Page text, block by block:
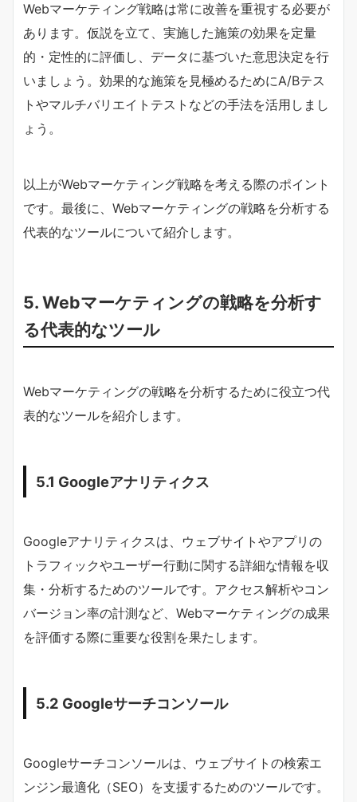
Webマーケティング戦略は常に改善を重視する必要が
あります。仮説を立て、実施した施策の効果を定量
的・定性的に評価し、データに基づいた意思決定を行
いましょう。効果的な施策を見極めるためにA/Bテス
トやマルチバリエイトテストなどの手法を活用しまし
ょう。
以上がWebマーケティング戦略を考える際のポイント
です。最後に、Webマーケティングの戦略を分析する
代表的なツールについて紹介します。
5. Webマーケティングの戦略を分析す
る代表的なツール
Webマーケティングの戦略を分析するために役立つ代
表的なツールを紹介します。
5.1 Googleアナリティクス
Googleアナリティクスは、ウェブサイトやアプリの
トラフィックやユーザー行動に関する詳細な情報を収
集・分析するためのツールです。アクセス解析やコン
バージョン率の計測など、Webマーケティングの成果
を評価する際に重要な役割を果たします。
5.2 Googleサーチコンソール
Googleサーチコンソールは、ウェブサイトの検索エ
ンジン最適化（SEO）を支援するためのツールです。